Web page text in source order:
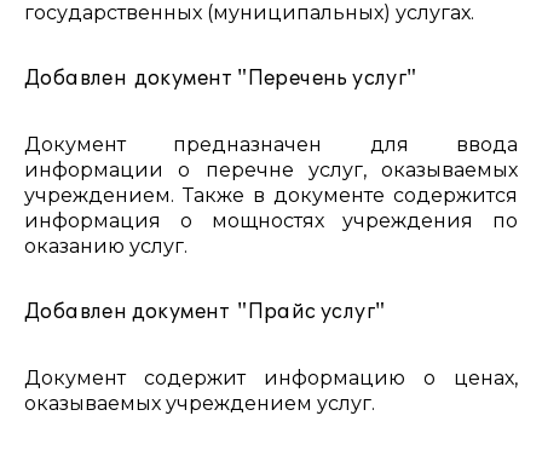
государственных (муниципальных) услугах.
Добавлен документ "Перечень услуг"
Документ предназначен для ввода
информации о перечне услуг, оказываемых
учреждением. Также в документе содержится
информация о мощностях учреждения по
оказанию услуг.
Добавлен документ "Прайс услуг"
Документ содержит информацию о ценах,
оказываемых учреждением услуг.